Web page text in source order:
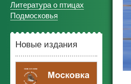
Литература о птицах
Подмосковья
Новые издания